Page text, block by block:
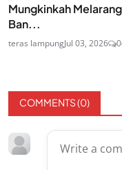
Mungkinkah
Ban...
teras lampungJul 03, 2026 0
COMMENTS (0)